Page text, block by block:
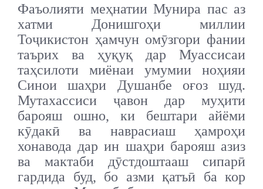
Фаъолияти меҳнатии Мунира пас аз
хатми Донишгоҳи миллии
Тоҷикистон ҳамчун омӯзгори фании
таърих ва ҳуқуқ дар Муассисаи
таҳсилоти миёнаи умумии ноҳияи
Синои шаҳри Душанбе оғоз шуд.
Мутахассиси ҷавон дар муҳити
барояш ошно, ки бештари айёми
кӯдакӣ ва наврасиаш ҳамроҳи
хонавода дар ин шаҳри барояш азиз
ва мактаби дӯстдоштааш сипарӣ
гардида буд, бо азми қатъӣ ба кор